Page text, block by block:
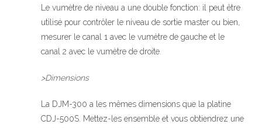
Le vumètre de niveau a une double fonction: il peut être
utilisé pour contrôler le niveau de sortie master ou bien,
mesurer le canal 1 avec le vumètre de gauche et le
canal 2 avec le vumètre de droite.
>Dimensions
La DJM-300 a les mêmes dimensions que la platine
CDJ-500S. Mettez-les ensemble et vous obtiendrez une